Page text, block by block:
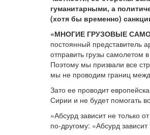
гуманитарными, а
(хотя бы временно)
«МНОГИЕ ГРУЗОВЫЕ
постоянный представитель
отправить грузы самолетом
Поэтому мы призвали все
мы не проводим границ
Зато ее проводит
Сирии и не будет помогать
«Абсурд зависит не только
по-другому: «Абсурд зависит